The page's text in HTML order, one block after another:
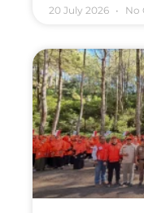
20 July 2026 No